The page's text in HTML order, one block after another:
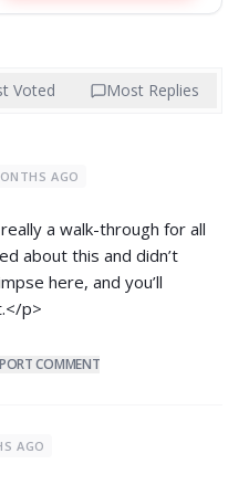
Voted Most Replies
AGO
a walk-through for all
about this and didn’t
here, and you’ll
p>
COMMENT
AGO